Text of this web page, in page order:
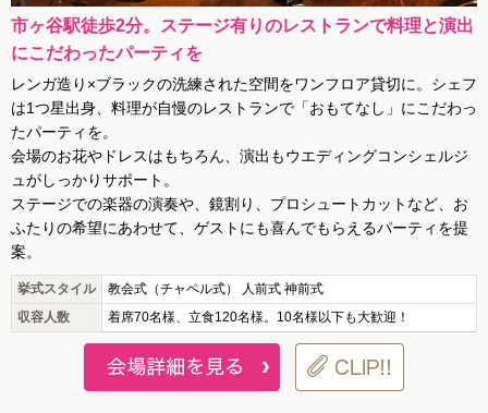
市ヶ谷駅徒歩2分。ステージ有りのレストランで料理と演出
にこだわったパーティを
レンガ造り×ブラックの洗練された空間をワンフロア貸切に。シェフ
は1つ星出身、料理が自慢のレストランで「おもてなし」にこだわっ
たパーティを。
会場のお花やドレスはもちろん、演出もウエディングコンシェルジ
ュがしっかりサポート。
ステージでの楽器の演奏や、鏡割り、プロシュートカットなど、お
ふたりの希望にあわせて、ゲストにも喜んでもらえるパーティを提
案。
挙式スタイル
教会式（チャペル式） 人前式 神前式
収容人数
着席70名様、立食120名様。10名様以下も大歓迎！